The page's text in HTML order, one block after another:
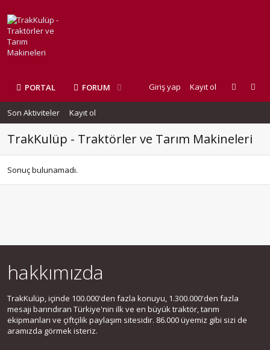
PORTAL FORUM Giriş yap Kayıt ol
Son Aktiviteler Kayıt ol
TrakKulüp - Traktörler ve Tarım Makineleri
Sonuç bulunamadı.
hakkımızda
TrakKulüp, içinde 100.000'den fazla konuyu, 1.300.000'den fazla
mesajı barındıran Türkiye'nin ilk ve en büyük traktör, tarım
ekipmanları ve çiftçilik paylaşım sitesidir. 86.000 üyemiz gibi sizi de
aramızda görmek isteriz.